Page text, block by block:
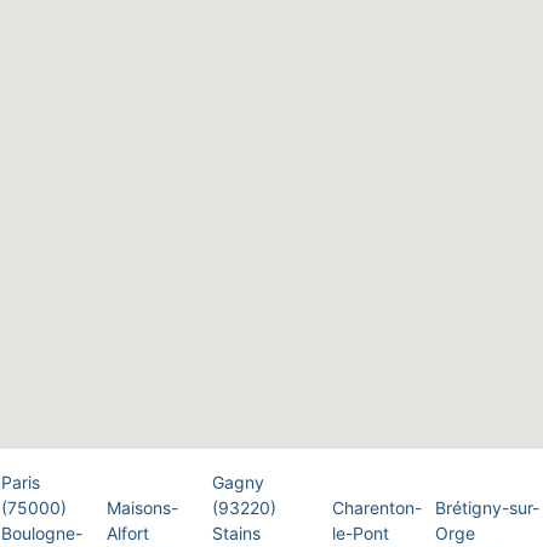
Paris
(75000)
Boulogne-
Maisons-
Alfort
Gagny
(93220)
Stains
Charenton-
le-Pont
Brétigny-sur-
Orge